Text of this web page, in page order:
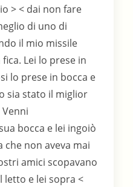
> < dai non fare
di uno di
il mio missile
fica. Lei lo prese in
lo prese in bocca e
sia stato il miglior
bocca e lei ingoiò
che non aveva mai
amici scopavano
letto e lei sopra <